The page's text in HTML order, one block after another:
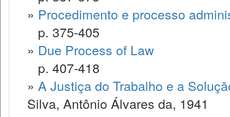
» Procedimento e processo
p. 375-405
» Due Process of Law
p. 407-418
» A Justiça do Trabalho e a
Silva, Antônio Álvares da, 1941